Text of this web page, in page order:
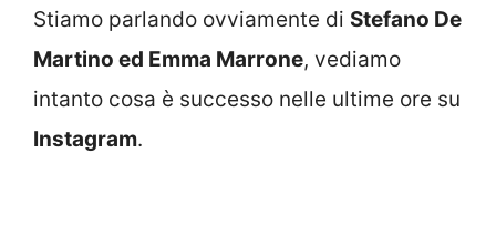
Stiamo parlando ovviamente di Stefano De
Martino ed Emma Marrone, vediamo
intanto cosa è successo nelle ultime ore su
Instagram.